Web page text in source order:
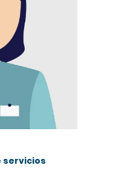
servicios